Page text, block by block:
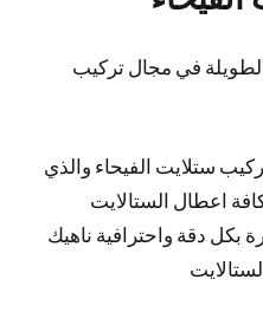
في مجال تركيب
ستلايت الفيحاء والذي
اعطال الستالايت
بكل دقة واحترافية ناهيك